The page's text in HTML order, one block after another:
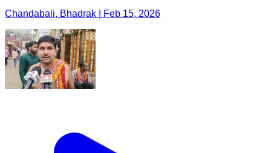
Chandabali, Bhadrak | Feb 15, 2026